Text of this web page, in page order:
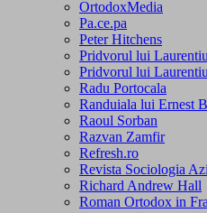
OrtodoxMedia
Pa.ce.pa
Peter Hitchens
Pridvorul lui
Pridvorul lui
Radu Portocala
Randuiala lui Ernest
Raoul Sorban
Razvan Zamfir
Refresh.ro
Revista Sociologia Azi
Richard Andrew Hall
Roman Ortodox in